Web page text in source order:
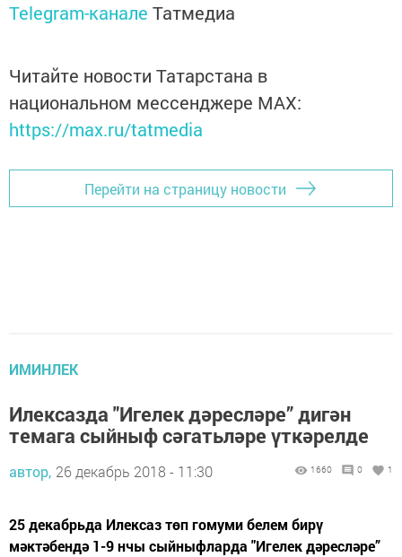
Telegram-канале Татмедиа
Читайте новости Татарстана в
национальном мессенджере MАХ:
https://max.ru/tatmedia
Перейти на страницу новости
ИМИНЛЕК
Илексазда "Игелек дәресләре” дигән
темага сыйныф сәгатьләре үткәрелде
автор, 26 декабрь 2018 - 11:30 1660 0 1
25 декабрьда Илексаз төп гомуми белем бирү
мәктәбендә 1-9 нчы сыйныфларда "Игелек дәресләре”